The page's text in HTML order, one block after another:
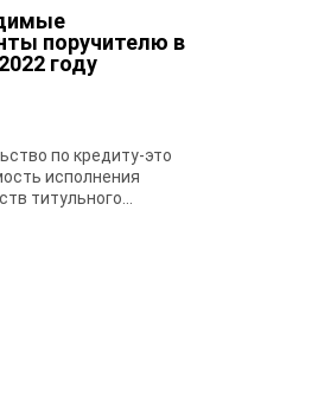
поручителю в
году
по кредиту-это
исполнения
титульного...